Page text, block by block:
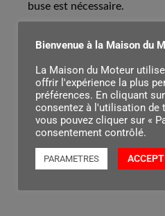
buse est nécessaire.
Contenu par
Bienvenue à la Maison du
La Maison du Moteur
offrir l'expérience la plus
préférences. En cliquant sur
consentez à l'utilisation de
vous pouvez cliquer sur «
consentement contrôlé.
PARAMETRES